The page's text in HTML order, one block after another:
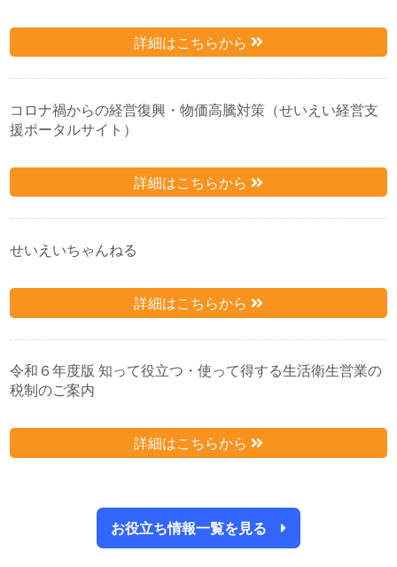
詳細はこちらから
コロナ禍からの経営復興・物価高騰対策（せいえい経営支
援ポータルサイト）
詳細はこちらから
せいえいちゃんねる
詳細はこちらから
令和６年度版 知って役立つ・使って得する生活衛生営業の
税制のご案内
詳細はこちらから
お役立ち情報一覧を見る